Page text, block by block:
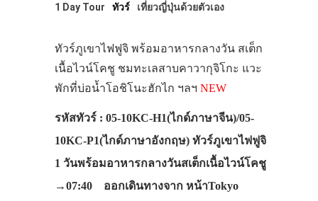
1 Day Tour ทัวร์ เที่ยวญี่ปุ่นด้วยตัวเอง
ทัวร์ภูเขาไฟฟูจิ พร้อมอาหารกลางวัน สเต็ก
เนื้อไวน์โคชู ชมทะเลสาบคาวากุจิโกะ แวะ
พักที่บ่อน้ำโอชิโนะฮักไก ฯลฯ NEW
รหัสทัวร์ : 05-10KC-H1(ไกด์ภาษาจีน)/05-
10KC-P1(ไกด์ภาษาอังกฤษ) ทัวร์ภูเขาไฟฟูจิ
1 วันพร้อมอาหารกลางวันสเต็กเนื้อไวน์โคชู
→07:40 ออกเดินทางจาก หน้าTokyo